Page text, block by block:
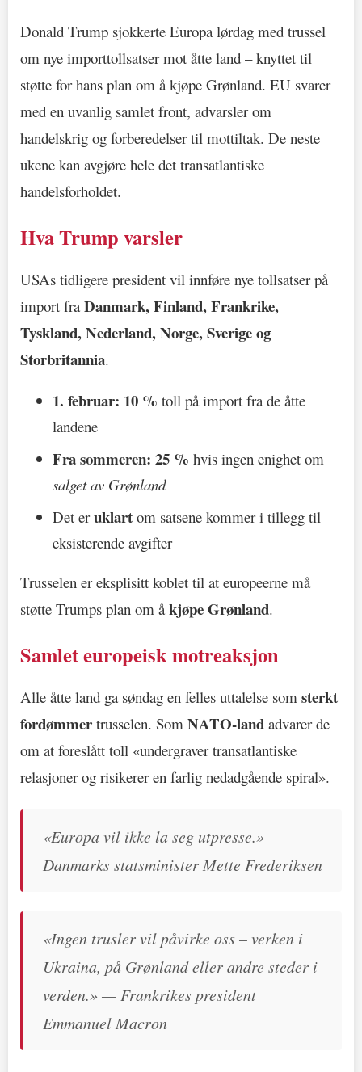
Donald Trump sjokkerte Europa lørdag med trussel
om nye importtollsatser mot åtte land – knyttet til
støtte for hans plan om å kjøpe Grønland. EU svarer
med en uvanlig samlet front, advarsler om
handelskrig og forberedelser til mottiltak. De neste
ukene kan avgjøre hele det transatlantiske
handelsforholdet.
Hva Trump varsler
USAs tidligere president vil innføre nye tollsatser på
import fraDanmark, Finland, Frankrike,
Tyskland, Nederland, Norge, Sverige og
Storbritannia.
1. februar: 10 % toll på import fra de åtte
landene
Fra sommeren: 25 % hvis ingen enighet om
salget av Grønland
Det eruklart om satsene kommer i tillegg til
eksisterende avgifter
Trusselen er eksplisitt koblet til at europeerne må
støtte Trumps plan om åkjøpe Grønland.
Samlet europeisk motreaksjon
Alle åtte land ga søndag en felles uttalelse som sterkt
fordømmer trusselen. Som NATO-land advarer de
om at foreslått toll «undergraver transatlantiske
relasjoner og risikerer en farlig nedadgående spiral».
«Europa vil ikke la seg utpresse.» —
Danmarks statsminister Mette Frederiksen
«Ingen trusler vil påvirke oss – verken i
Ukraina, på Grønland eller andre steder i
verden.» — Frankrikes president
Emmanuel Macron